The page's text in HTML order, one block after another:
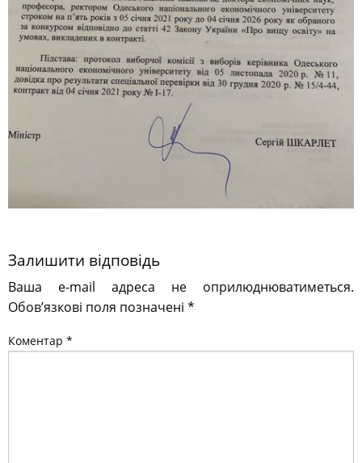
Залишити відповідь
Ваша e-mail адреса не оприлюднюватиметься.
Обов’язкові поля позначені *
Коментар *